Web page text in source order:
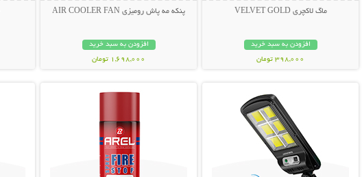
ماگ لاکچری VELVET GOLD
افزودن به سبد خرید
398,000 تومان
پنکه مه پاش رومیزی AIR COOLER FAN
افزودن به سبد خرید
1,698,000 تومان